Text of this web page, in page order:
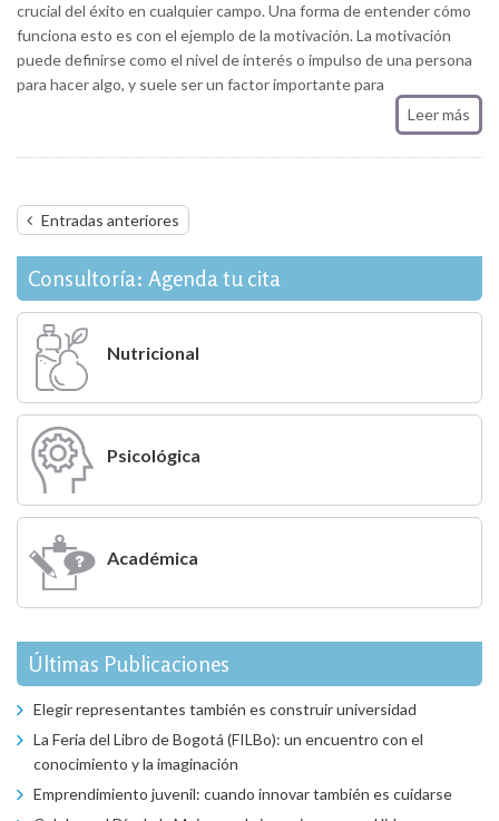
crucial del éxito en cualquier campo. Una forma de entender cómo
funciona esto es con el ejemplo de la motivación. La motivación
puede definirse como el nivel de interés o impulso de una persona
para hacer algo, y suele ser un factor importante para
Leer más
Navegación
de
entradas
Entradas anteriores
Consultoría: Agenda tu cita
Nutricional
Psicológica
Académica
Últimas Publicaciones
Elegir representantes también es construir universidad
La Feria del Libro de Bogotá (FILBo): un encuentro con el
conocimiento y la imaginación
Emprendimiento juvenil: cuando innovar también es cuidarse